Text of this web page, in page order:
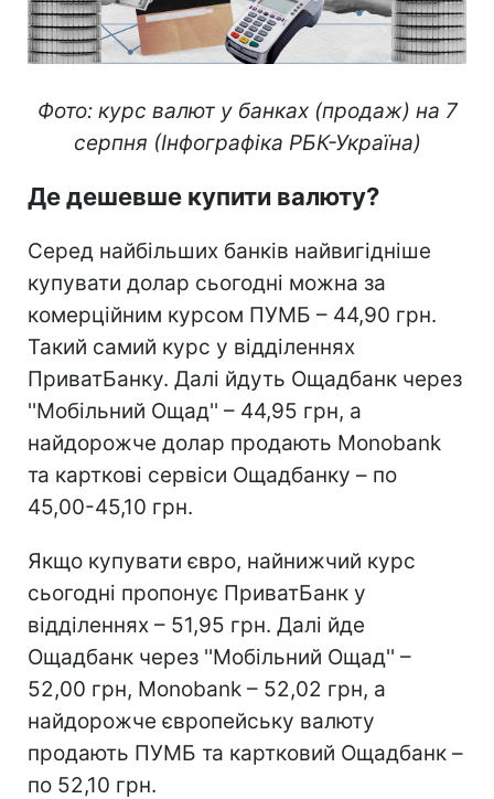
Фото: курс валют у банках (продаж) на 7
серпня (Інфографіка РБК-Україна)
Де дешевше купити валюту?
Серед найбільших банків найвигідніше
купувати долар сьогодні можна за
комерційним курсом ПУМБ – 44,90 грн.
Такий самий курс у відділеннях
ПриватБанку. Далі йдуть Ощадбанк через
''Мобільний Ощад'' – 44,95 грн, а
найдорожче долар продають Monobank
та карткові сервіси Ощадбанку – по
45,00-45,10 грн.
Якщо купувати євро, найнижчий курс
сьогодні пропонує ПриватБанк у
відділеннях – 51,95 грн. Далі йде
Ощадбанк через ''Мобільний Ощад'' –
52,00 грн, Monobank – 52,02 грн, а
найдорожче європейську валюту
продають ПУМБ та картковий Ощадбанк –
по 52,10 грн.